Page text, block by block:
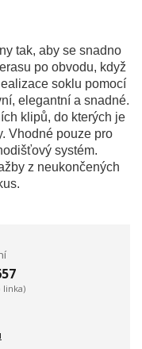
tak, aby se snadno
po obvodu, když
soklu pomocí
elegantní a snadné.
klipů, do kterých je
Vhodné pouze pro
systém.
z neukončených
linka)